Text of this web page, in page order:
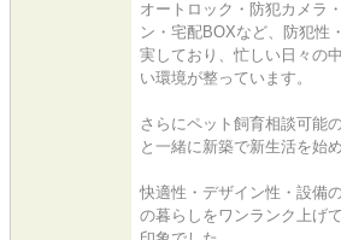
オートロック・防犯カメラ
ン・宅配BOXなど、防犯性
実しており、忙しい日々の
い環境が整っています。
さらにペット飼育相談可能
と一緒に新築で新生活を始
快適性・デザイン性・設備
の暮らしをワンランク上げ